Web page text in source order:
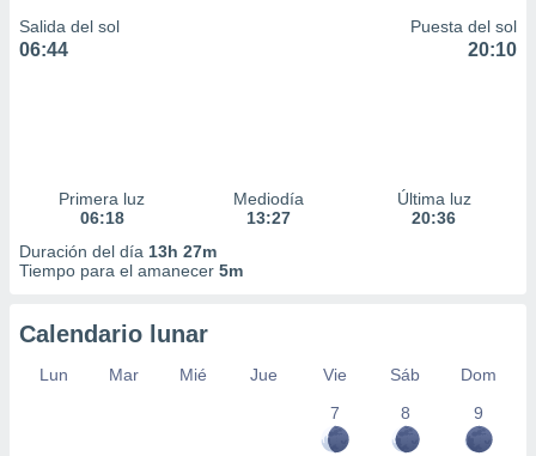
Salida del sol
06:44
Puesta del sol
20:10
Primera luz
06:18
Mediodía
13:27
Última luz
20:36
Duración del día 13h 27m
Tiempo para el amanecer 5m
Calendario lunar
Lun Mar Mié Jue Vie Sáb
Dom
7
8 9